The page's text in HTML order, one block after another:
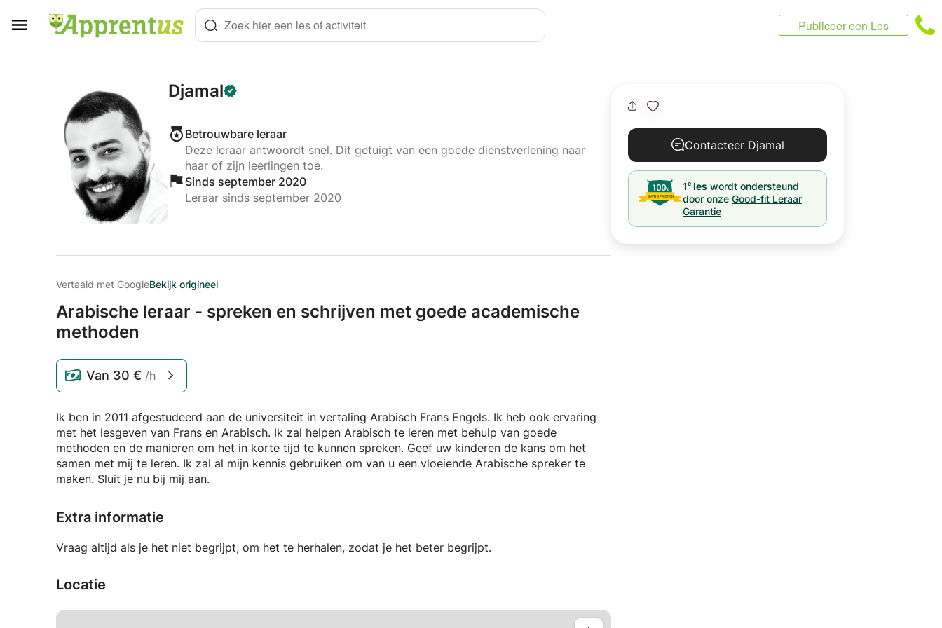
Zoek hier een les of activiteit Publiceer een Les
Djamal
Betrouwbare leraar
Deze leraar antwoordt snel. Dit getuigt van een goede dienstverlening naar
haar of zijn leerlingen toe.
Sinds september 2020
Leraar sinds september 2020
Vertaald met GoogleBekijk origineel
Arabische leraar - spreken en schrijven met goede academische
methoden
Van 30 € /h
Ik ben in 2011 afgestudeerd aan de universiteit in vertaling Arabisch Frans Engels. Ik heb ook ervaring
met het lesgeven van Frans en Arabisch. Ik zal helpen Arabisch te leren met behulp van goede
methoden en de manieren om het in korte tijd te kunnen spreken. Geef uw kinderen de kans om het
samen met mij te leren. Ik zal al mijn kennis gebruiken om van u een vloeiende Arabische spreker te
maken. Sluit je nu bij mij aan.
Extra informatie
Vraag altijd als je het niet begrijpt, om het te herhalen, zodat je het beter begrijpt.
Locatie
Contacteer Djamal
1e les wordt ondersteund
door onze Good-fit Leraar
Garantie